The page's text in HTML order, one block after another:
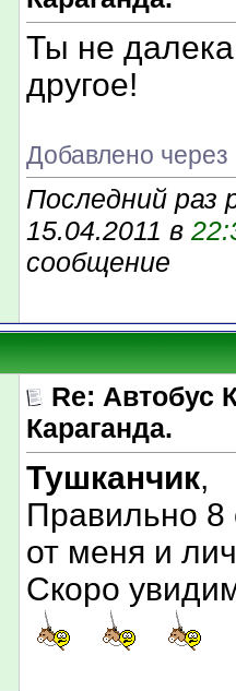
Ты не
другое!
Добавлено через
Последний раз
15.04.2011 в
сообщение
Re: Автобус
Караганда.
Тушканчик,
Правильно 8
от меня и
Скоро